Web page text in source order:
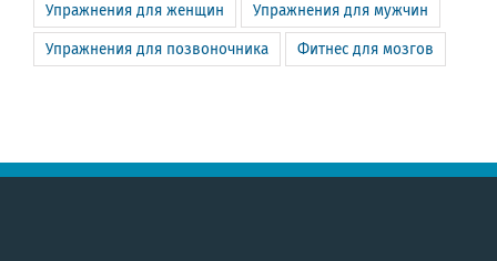
Упражнения для женщин Упражнения для мужчин
Упражнения для позвоночника Фитнес для мозгов